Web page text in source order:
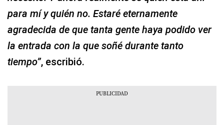
para mí y quién no. Estaré eternamente
agradecida de que tanta gente haya podido ver
la entrada con la que soñé durante tanto
tiempo”, escribió.